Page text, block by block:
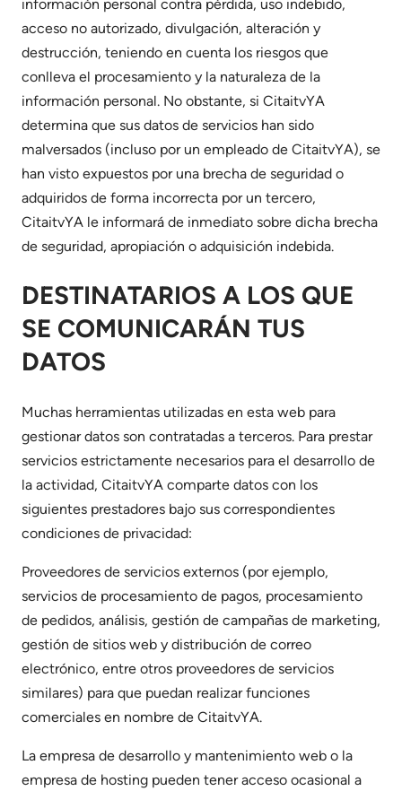
información personal contra pérdida, uso indebido,
acceso no autorizado, divulgación, alteración y
destrucción, teniendo en cuenta los riesgos que
conlleva el procesamiento y la naturaleza de la
información personal. No obstante, si CitaitvYA
determina que sus datos de servicios han sido
malversados (incluso por un empleado de CitaitvYA), se
han visto expuestos por una brecha de seguridad o
adquiridos de forma incorrecta por un tercero,
CitaitvYA le informará de inmediato sobre dicha brecha
de seguridad, apropiación o adquisición indebida.
DESTINATARIOS A LOS QUE
SE COMUNICARÁN TUS
DATOS
Muchas herramientas utilizadas en esta web para
gestionar datos son contratadas a terceros. Para prestar
servicios estrictamente necesarios para el desarrollo de
la actividad, CitaitvYA comparte datos con los
siguientes prestadores bajo sus correspondientes
condiciones de privacidad:
Proveedores de servicios externos (por ejemplo,
servicios de procesamiento de pagos, procesamiento
de pedidos, análisis, gestión de campañas de marketing,
gestión de sitios web y distribución de correo
electrónico, entre otros proveedores de servicios
similares) para que puedan realizar funciones
comerciales en nombre de CitaitvYA.
La empresa de desarrollo y mantenimiento web o la
empresa de hosting pueden tener acceso ocasional a